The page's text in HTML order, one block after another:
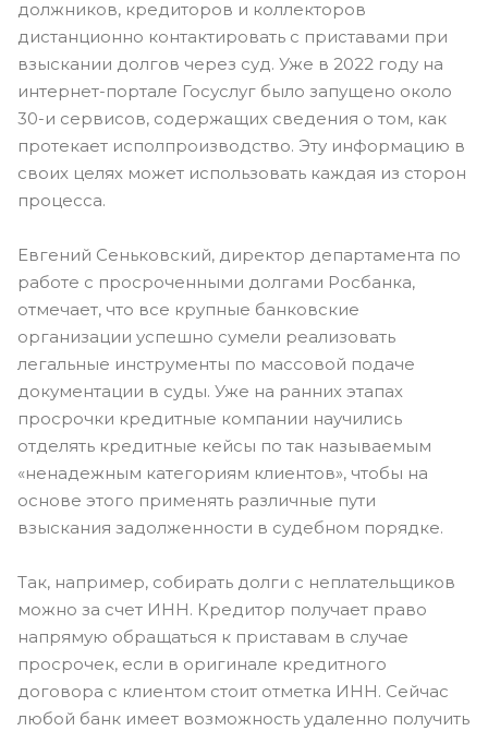
должников, кредиторов и коллекторов
дистанционно контактировать с приставами при
взыскании долгов через суд. Уже в 2022 году на
интернет-портале Госуслуг было запущено около
30-и сервисов, содержащих сведения о том, как
протекает исполпроизводство. Эту информацию в
своих целях может использовать каждая из сторон
процесса.
Евгений Сеньковский, директор департамента по
работе с просроченными долгами Росбанка,
отмечает, что все крупные банковские
организации успешно сумели реализовать
легальные инструменты по массовой подаче
документации в суды. Уже на ранних этапах
просрочки кредитные компании научились
отделять кредитные кейсы по так называемым
«ненадежным категориям клиентов», чтобы на
основе этого применять различные пути
взыскания задолженности в судебном порядке.
Так, например, собирать долги с неплательщиков
можно за счет ИНН. Кредитор получает право
напрямую обращаться к приставам в случае
просрочек, если в оригинале кредитного
договора с клиентом стоит отметка ИНН. Сейчас
любой банк имеет возможность удаленно получить